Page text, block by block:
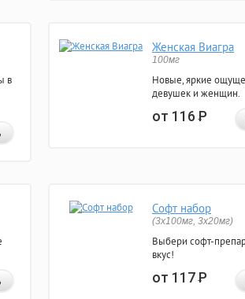
в
Женская Виагра
100мг
Новые, яркие
девушек и женщин.
от 116Р
Софт набор
(3x100мг, 3x20мг)
Выбери софт-
вкус!
от 117Р